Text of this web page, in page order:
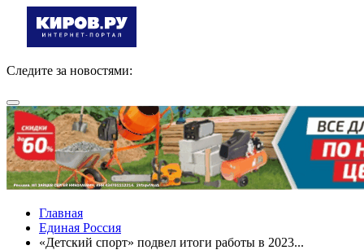
Следите за новостями:
Главная
Единая Россия
«Детский спорт» подвел итоги работы в 2023...